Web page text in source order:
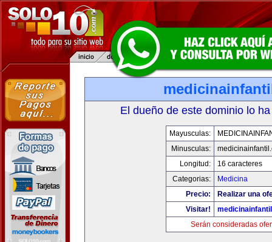
El dueño de este dominio lo
Mayusculas:
Minusculas:
Longitud:
16 caracteres
Categorias:
Medicina
Precio:
Realizar una
Visitar!
Serán consideradas